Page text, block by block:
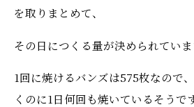
を取りまとめて、
その日につくる量が決められていま
1回に焼けるバンズは575枚なので
くのに1日何回も焼いているそうで